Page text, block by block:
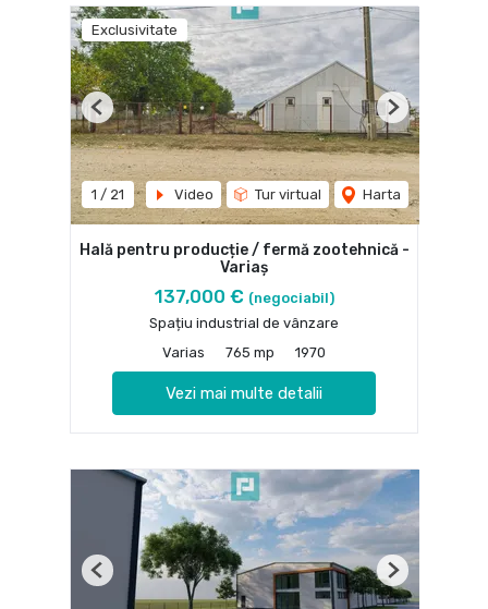
Exclusivitate
1 / 21 Video Tur virtual Harta
Previous Next
Hală pentru producție / fermă zootehnică -
Variaș
137,000 € (negociabil)
Spațiu industrial de vânzare
Varias
765 mp 1970
Vezi mai multe detalii
Previous Next